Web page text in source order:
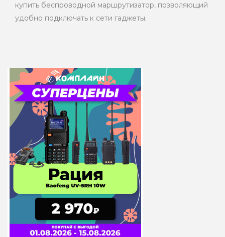
купить беспроводной маршрутизатор, позволяющий
удобно подключать к сети гаджеты.